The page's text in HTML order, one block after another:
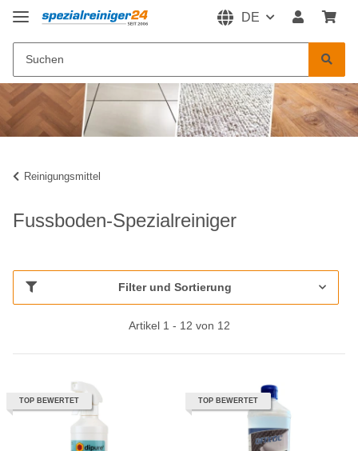
DE
Reinigungsmittel
Fussboden-Spezialreiniger
Filter und Sortierung
Artikel 1 - 12 von 12
TOP BEWERTET TOP BEWERTET